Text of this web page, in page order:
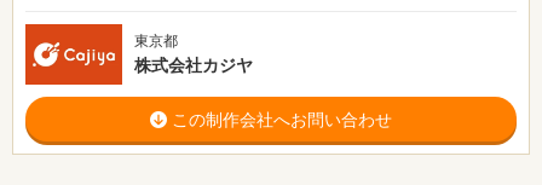
東京都
株式会社カジヤ
この制作会社へお問い合わせ